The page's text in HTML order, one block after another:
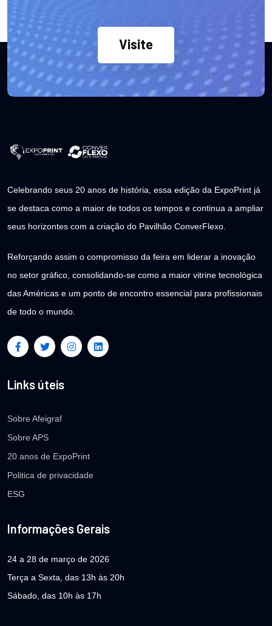
Visite
Celebrando seus 20 anos de história, essa edição da ExpoPrint já
se destaca como a maior de todos os tempos e continua a ampliar
seus horizontes com a criação do Pavilhão ConverFlexo.
Reforçando assim o compromisso da feira em liderar a inovação
no setor gráfico, consolidando-se como a maior vitrine tecnológica
das Américas e um ponto de encontro essencial para profissionais
de todo o mundo.
Links úteis
Sobre Afeigraf
Sobre APS
20 anos de ExpoPrint
Politica de privacidade
ESG
Informações Gerais
24 a 28 de março de 2026
Terça a Sexta, das 13h às 20h
Sábado, das 10h às 17h